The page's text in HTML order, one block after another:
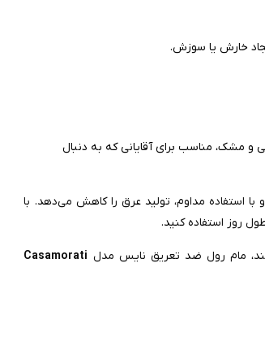
خارش یا سوزش.
و مشک، مناسب برای آقایانی که به دنبال
استفاده مداوم، تولید عرق را کاهش می‌دهد. با
روز استفاده کنید.
مام رول ضد تعریق نایس مدل Casamorati